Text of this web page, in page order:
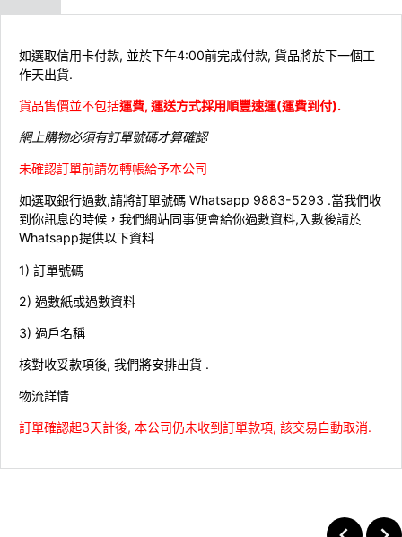
如選取信用卡付款, 並於下午4:00前完成付款, 貨品將於下一個工
作天出貨.
貨品售價並不包括運費, 運送方式採用順豐速運(運費到付).
網上購物必須有訂單號碼才算確認
未確認訂單前請勿轉帳給予本公司
如選取銀行過數,請將訂單號碼 Whatsapp 9883-5293 .當我們收
到你訊息的時候，我們網站同事便會給你過數資料,入數後請於
Whatsapp提供以下資料
1) 訂單號碼
2) 過數紙或過數資料
3) 過戶名稱
核對收妥款項後, 我們將安排出貨 .
物流詳情
訂單確認起3天計後, 本公司仍未收到訂單款項, 該交易自動取消.